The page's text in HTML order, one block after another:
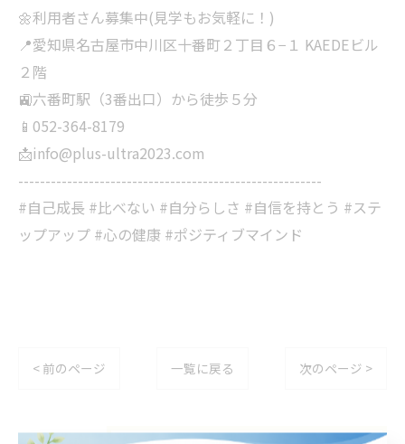
🌼利用者さん募集中(見学もお気軽に！)
📍愛知県名古屋市中川区十番町２丁目６−１ KAEDEビル
２階
🚉六番町駅（3番出口）から徒歩５分
📱052-364-8179
📩info@plus-ultra2023.com
--------------------------------------------------------
#自己成長 #比べない #自分らしさ #自信を持とう #ステ
ップアップ #心の健康 #ポジティブマインド
< 前のページ 一覧に戻る 次のページ >